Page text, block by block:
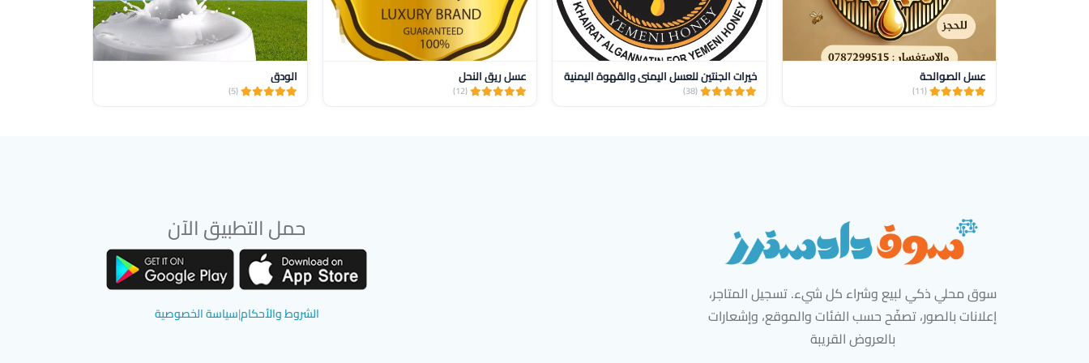
عسل الصوالحة
(11)
خيرات الجنتين للعسل اليمني والقهوة اليمنية
(38)
عسل ريق النحل
(12)
الودق
(5)
سوق محلي ذكي لبيع وشراء كل شيء. تسجيل المتاجر،
إعلانات بالصور، تصفّح حسب الفئات والموقع، وإشعارات
بالعروض القريبة
حمل التطبيق الآن
الشروط والأحكام|سياسة الخصوصية